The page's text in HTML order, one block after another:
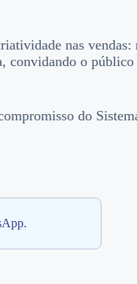
nas
convidando o
do